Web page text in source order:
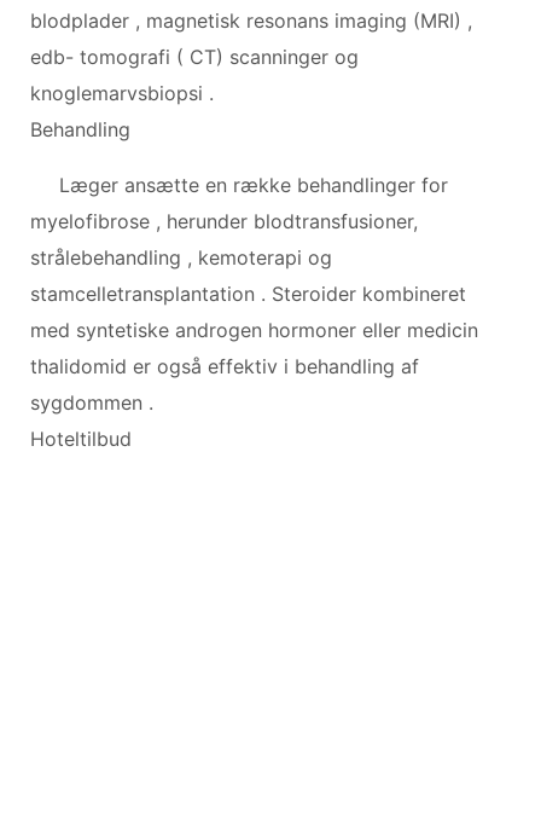
blodplader , magnetisk resonans imaging (MRI) ,
edb- tomografi ( CT) scanninger og
knoglemarvsbiopsi .
Behandling
Læger ansætte en række behandlinger for
myelofibrose , herunder blodtransfusioner,
strålebehandling , kemoterapi og
stamcelletransplantation . Steroider kombineret
med syntetiske androgen hormoner eller medicin
thalidomid er også effektiv i behandling af
sygdommen .
Hoteltilbud